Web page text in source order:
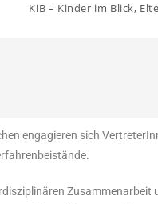
KiB – Kinder im Blick,
engagieren sich